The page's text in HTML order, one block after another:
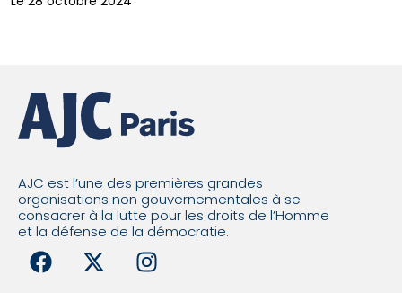
AJC est l’une des premières grandes
organisations non gouvernementales à se
consacrer à la lutte pour les droits de l’Homme
et la défense de la démocratie.